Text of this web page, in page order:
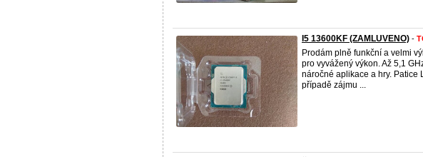
I5 13600KF (ZAMLUVENO) -
Prodám plně funkční a velmi
pro vyvážený výkon. Až 5,1
náročné aplikace a hry. Patice
případě zájmu ...